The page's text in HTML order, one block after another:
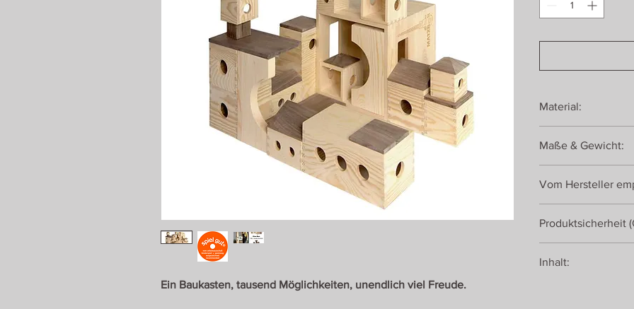
Ein Baukasten, tausend Möglichkeiten, unendlich viel Freude.
Material:
20% unbehandeltes
Maße & Gewicht:
Breite: 22,8 cm
Tiefe: 21,9 cm
Gesamtgewicht
Vom Hersteller
Produktsicherheit
MatzPlus GmbH
Inhalt: